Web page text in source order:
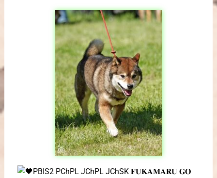
PBIS2 PChPL JChPL JChSK 𝐅𝐔𝐊𝐀𝐌𝐀𝐑𝐔 𝐆𝐎